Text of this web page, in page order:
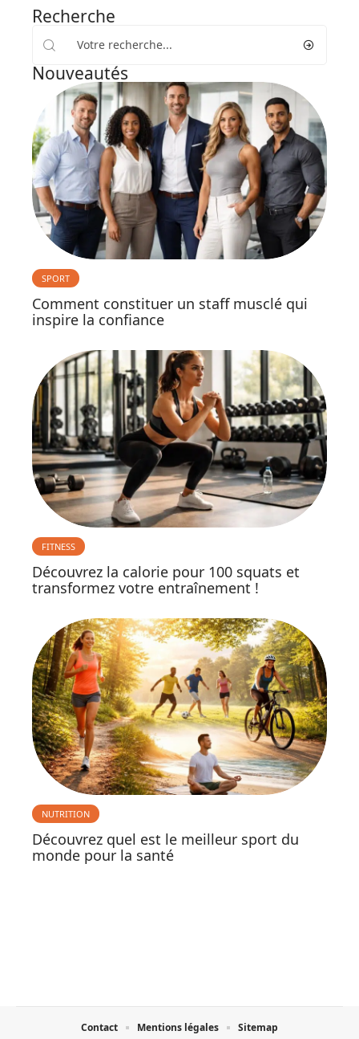
Recherche
Nouveautés
SPORT
Comment constituer un staff musclé qui
inspire la confiance
FITNESS
Découvrez la calorie pour 100 squats et
transformez votre entraînement !
NUTRITION
Découvrez quel est le meilleur sport du
monde pour la santé
Contact Mentions légales Sitemap